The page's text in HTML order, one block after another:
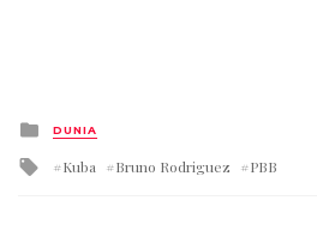
Posted
in
DUNIA
Tagged
Kuba Bruno Rodriguez PBB